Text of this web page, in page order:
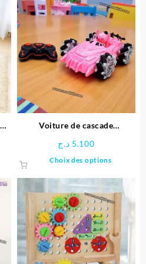
Voiture de cascade
5.100 د.ج
Choix des options
Les
options
être